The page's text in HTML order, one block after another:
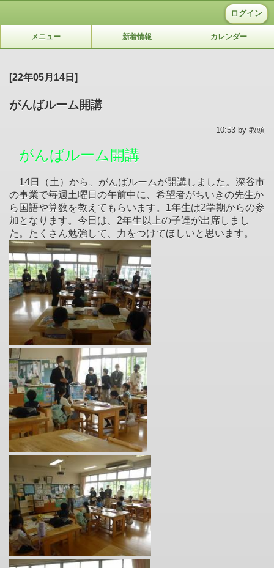
ログイン
メニュー 新着情報 カレンダー
[22年05月14日]
がんばルーム開講
10:53 by 教頭
がんばルーム開講
14日（土）から、がんばルームが開講しました。深谷市
の事業で毎週土曜日の午前中に、希望者がちいきの先生か
ら国語や算数を教えてもらいます。1年生は2学期からの参
加となります。今日は、2年生以上の子達が出席しまし
た。たくさん勉強して、力をつけてほしいと思います。